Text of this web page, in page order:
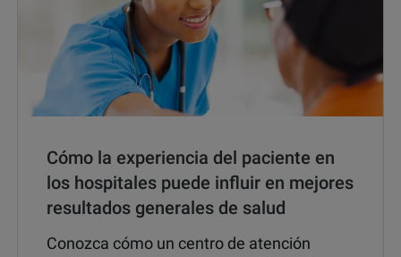
Cómo la experiencia del paciente en
los hospitales puede influir en mejores
resultados generales de salud
Conozca cómo un centro de atención